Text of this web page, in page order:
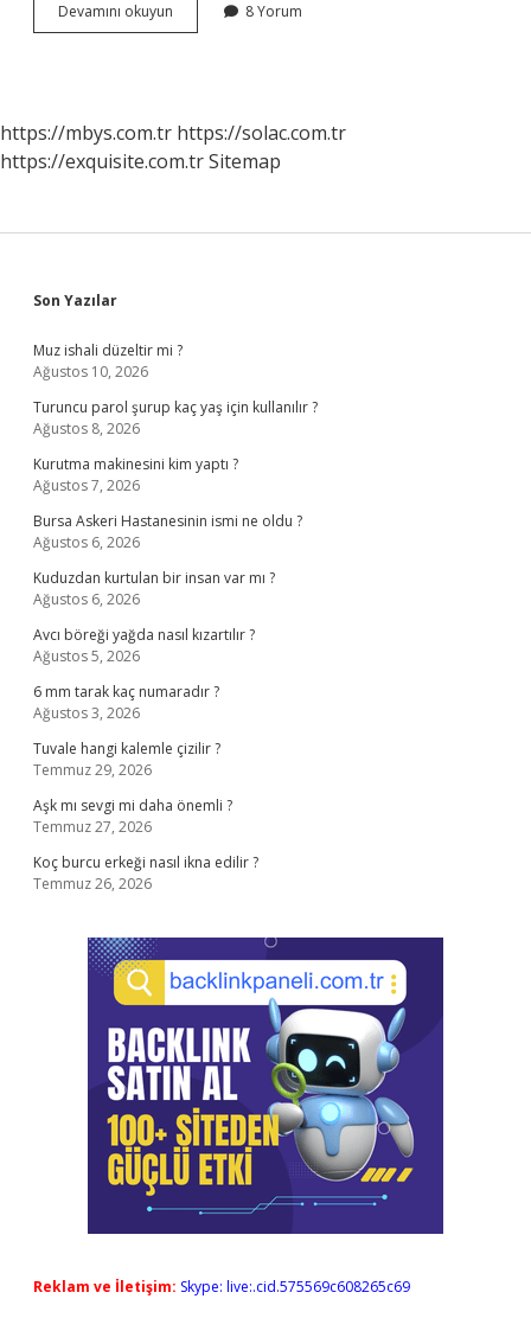
Devamını okuyun
Ankara
8 Yorum
https://mbys.com.tr https://solac.com.tr
https://exquisite.com.trSitemap
Sidebar
Son Yazılar
Muz ishali düzeltir mi ?
Ağustos 10, 2026
Turuncu parol şurup kaç yaş için kullanılır ?
Ağustos 8, 2026
Kurutma makinesini kim yaptı ?
Ağustos 7, 2026
Bursa Askeri Hastanesinin ismi ne oldu ?
Ağustos 6, 2026
Kuduzdan kurtulan bir insan var mı ?
Ağustos 6, 2026
Avcı böreği yağda nasıl kızartılır ?
Ağustos 5, 2026
6 mm tarak kaç numaradır ?
Ağustos 3, 2026
Tuvale hangi kalemle çizilir ?
Temmuz 29, 2026
Aşk mı sevgi mi daha önemli ?
Temmuz 27, 2026
Koç burcu erkeği nasıl ikna edilir ?
Temmuz 26, 2026
Reklam ve İletişim: Skype: live:.cid.575569c608265c69